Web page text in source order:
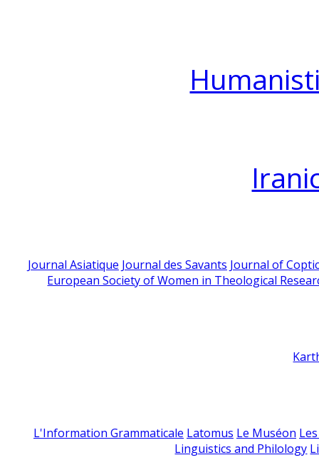
Journal Asiatique Journal des Savants Journal of
European Society of Women in Theological
L'Information Grammaticale Latomus Le Muséon
Linguistics and Philology